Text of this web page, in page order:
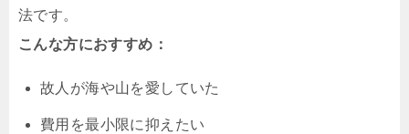
法です。
こんな方におすすめ：
故人が海や山を愛していた
費用を最小限に抑えたい